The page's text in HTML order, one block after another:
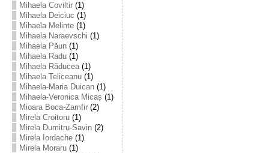
Mihaela Coviltir(1)
Mihaela Deiciuc (1)
Mihaela Melinte(1)
Mihaela Naraevschi (1)
Mihaela Păun(1)
Mihaela Radu(1)
Mihaela Răducea(1)
Mihaela Teliceanu(1)
Mihaela-Maria Duican(1)
Mihaela-Veronica Micaș (1)
Mioara Boca-Zamfir(2)
Mirela Croitoru(1)
Mirela Dumitru-Savin(2)
Mirela Iordache(1)
Mirela Moraru(1)